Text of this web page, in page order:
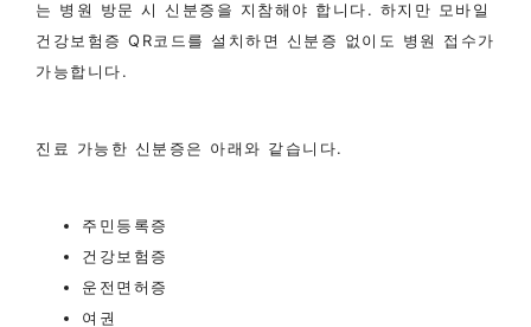
는 병원 방문 시 신분증을 지참해야 합니다. 하지만 모바일
건강보험증 QR코드를 설치하면 신분증 없이도 병원 접수가
가능합니다.
진료 가능한 신분증은 아래와 같습니다.
주민등록증
건강보험증
운전면허증
여권